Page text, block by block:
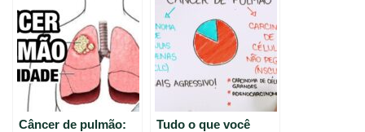
Câncer de pulmão:
Tudo o que você